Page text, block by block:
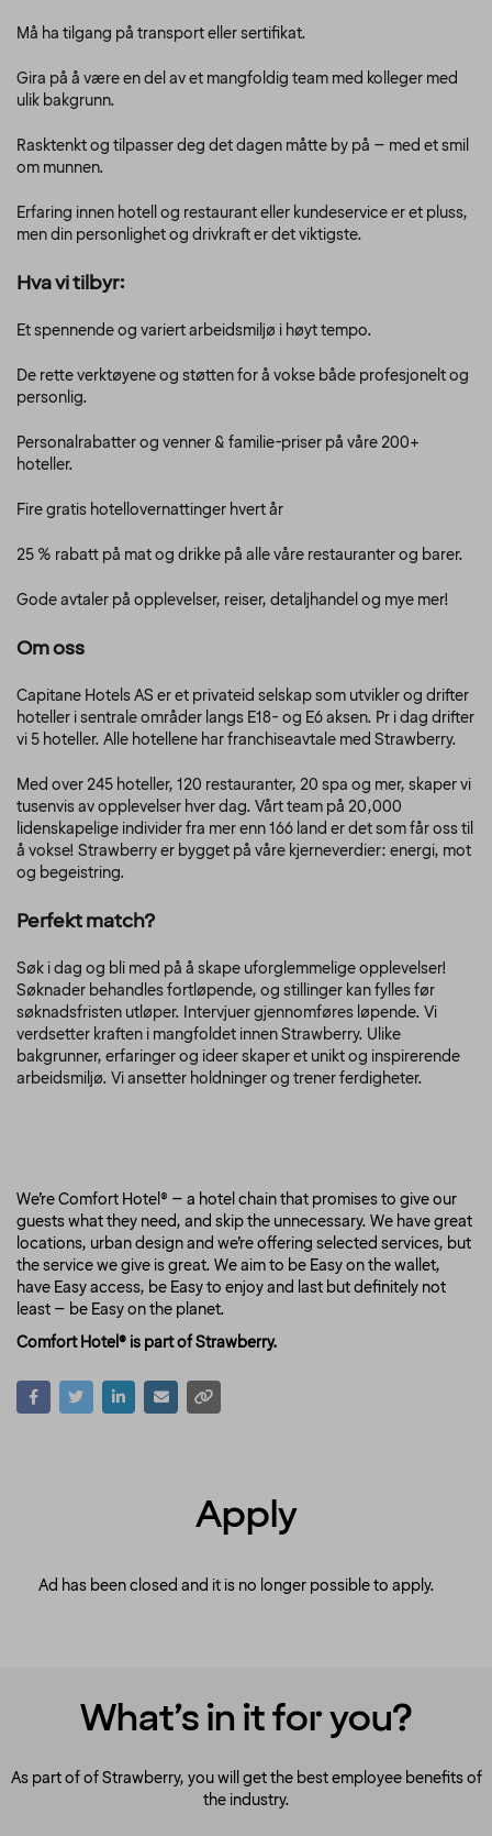
Må ha tilgang på transport eller sertifikat.
Gira på å være en del av et mangfoldig team med kolleger med
ulik bakgrunn.
Rasktenkt og tilpasser deg det dagen måtte by på – med et smil
om munnen.
Erfaring innen hotell og restaurant eller kundeservice er et pluss,
men din personlighet og drivkraft er det viktigste.
Hva vi tilbyr:
Et spennende og variert arbeidsmiljø i høyt tempo.
De rette verktøyene og støtten for å vokse både profesjonelt og
personlig.
Personalrabatter og venner & familie-priser på våre 200+
hoteller.
Fire gratis hotellovernattinger hvert år
25 % rabatt på mat og drikke på alle våre restauranter og barer.
Gode avtaler på opplevelser, reiser, detaljhandel og mye mer!
Om oss
Capitane Hotels AS er et privateid selskap som utvikler og drifter
hoteller i sentrale områder langs E18- og E6 aksen. Pr i dag drifter
vi 5 hoteller. Alle hotellene har franchiseavtale med Strawberry.
Med over 245 hoteller, 120 restauranter, 20 spa og mer, skaper vi
tusenvis av opplevelser hver dag. Vårt team på 20,000
lidenskapelige individer fra mer enn 166 land er det som får oss til
å vokse! Strawberry er bygget på våre kjerneverdier: energi, mot
og begeistring.
Perfekt match?
Søk i dag og bli med på å skape uforglemmelige opplevelser!
Søknader behandles fortløpende, og stillinger kan fylles før
søknadsfristen utløper. Intervjuer gjennomføres løpende. Vi
verdsetter kraften i mangfoldet innen Strawberry. Ulike
bakgrunner, erfaringer og ideer skaper et unikt og inspirerende
arbeidsmiljø. Vi ansetter holdninger og trener ferdigheter.
We’re Comfort Hotel® – a hotel chain that promises to give our
guests what they need, and skip the unnecessary. We have great
locations, urban design and we’re offering selected services, but
the service we give is great. We aim to be Easy on the wallet,
have Easy access, be Easy to enjoy and last but definitely not
least – be Easy on the planet.
Comfort Hotel® is part of Strawberry.
Apply
Ad has been closed and it is no longer possible to apply.
What’s in it for you?
As part of of Strawberry, you will get the best employee benefits of
the industry.